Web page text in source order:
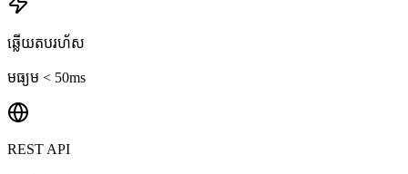
ឆ្លើយតបរហ័ស
មធ្យម < 50ms
REST API